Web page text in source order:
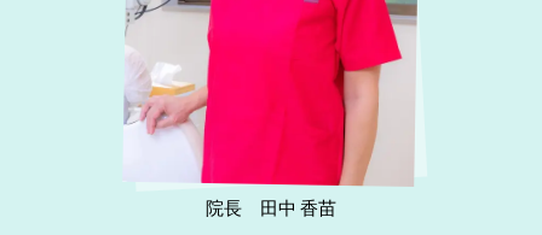
院長 田中 香苗